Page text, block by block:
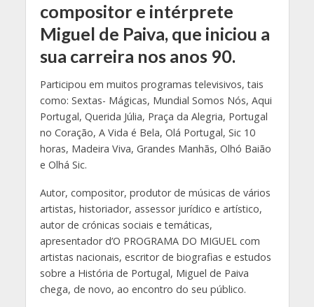
compositor e intérprete
Miguel de Paiva, que iniciou a
sua carreira nos anos 90.
Participou em muitos programas televisivos, tais
como: Sextas- Mágicas, Mundial Somos Nós, Aqui
Portugal, Querida Júlia, Praça da Alegria, Portugal
no Coração, A Vida é Bela, Olá Portugal, Sic 10
horas, Madeira Viva, Grandes Manhãs, Olhó Baião
e Olhá Sic.
Autor, compositor, produtor de músicas de vários
artistas, historiador, assessor jurídico e artístico,
autor de crónicas sociais e temáticas,
apresentador d’O PROGRAMA DO MIGUEL com
artistas nacionais, escritor de biografias e estudos
sobre a História de Portugal, Miguel de Paiva
chega, de novo, ao encontro do seu público.